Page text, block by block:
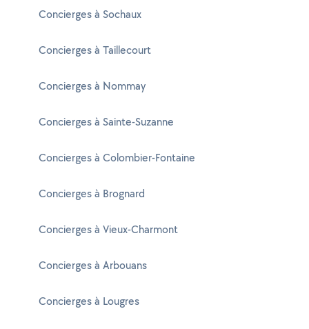
Concierges à Sochaux
Concierges à Taillecourt
Concierges à Nommay
Concierges à Sainte-Suzanne
Concierges à Colombier-Fontaine
Concierges à Brognard
Concierges à Vieux-Charmont
Concierges à Arbouans
Concierges à Lougres